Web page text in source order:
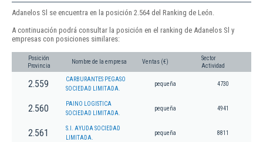
Adanelos Sl se encuentra en la posición 2.564 del Ranking de León.
A continuación podrá consultar la posición en el ranking de Adanelos Sl y
empresas con posiciones similares:
Posición
Provincia
Nombre de la empresa Ventas (€)
Sector
Actividad
2.559
CARBURANTES PEGASO
SOCIEDAD LIMITADA.
pequeña 4730
2.560
PAINO LOGISTICA
SOCIEDAD LIMITADA.
pequeña 4941
2.561
S.I. AYUDA SOCIEDAD
LIMITADA.
pequeña 8811